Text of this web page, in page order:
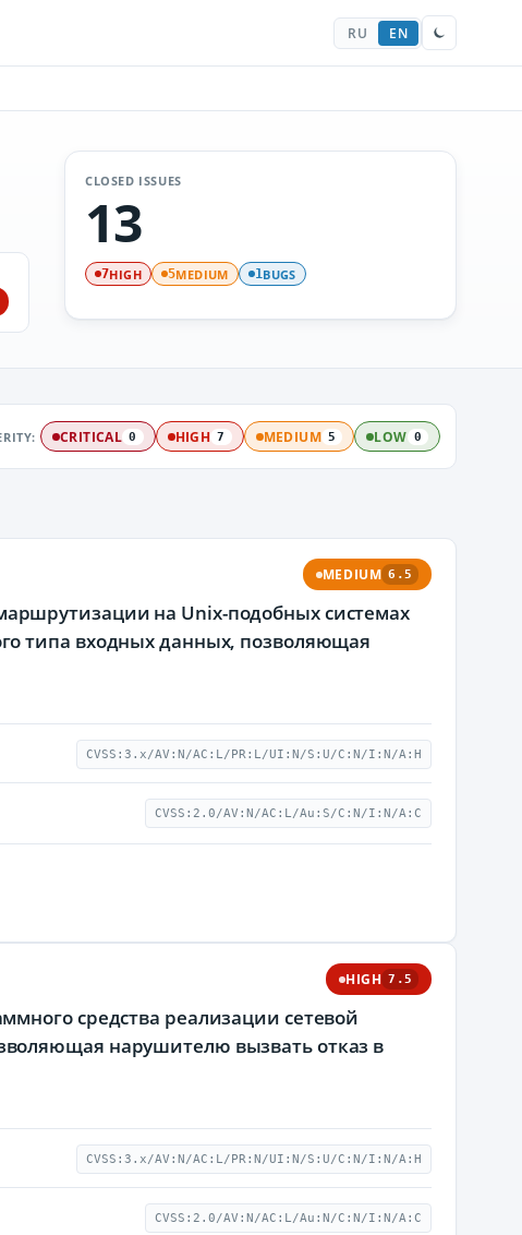
RU EN
CLOSED ISSUES
13
7HIGH 5MEDIUM 1BUGS
CRITICAL 0 HIGH 7 MEDIUM 5 LOW 0
MEDIUM 6.5
на Unix-подобных системах
типа входных данных, позволяющая
CVSS:3.x/AV:N/AC:L/PR:L/UI:N/S:U/C:N/I:N/A:H
CVSS:2.0/AV:N/AC:L/Au:S/C:N/I:N/A:C
HIGH 7.5
средства реализации сетевой
нарушителю вызвать отказ в
CVSS:3.x/AV:N/AC:L/PR:N/UI:N/S:U/C:N/I:N/A:H
CVSS:2.0/AV:N/AC:L/Au:N/C:N/I:N/A:C